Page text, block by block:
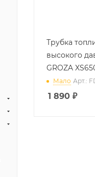
Трубка
высокого
GROZA
Мало Арт.:
1 890 ₽